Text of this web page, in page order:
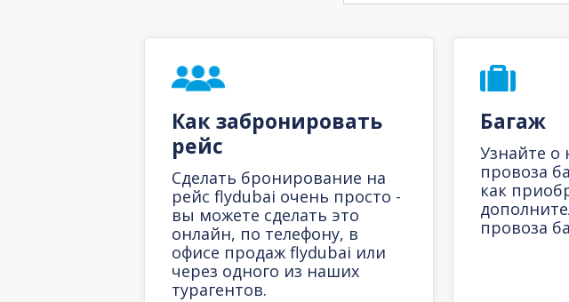
Как забронировать
рейс
Сделать бронирование на
рейс flydubai очень просто -
вы можете сделать это
онлайн, по телефону, в
офисе продаж flydubai или
через одного из наших
турагентов.
Багаж
Узнайте о
провоза
как
провоза